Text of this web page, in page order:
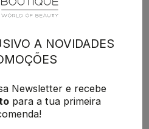
A NOVIDADES
Newsletter e recebe
para a tua primeira